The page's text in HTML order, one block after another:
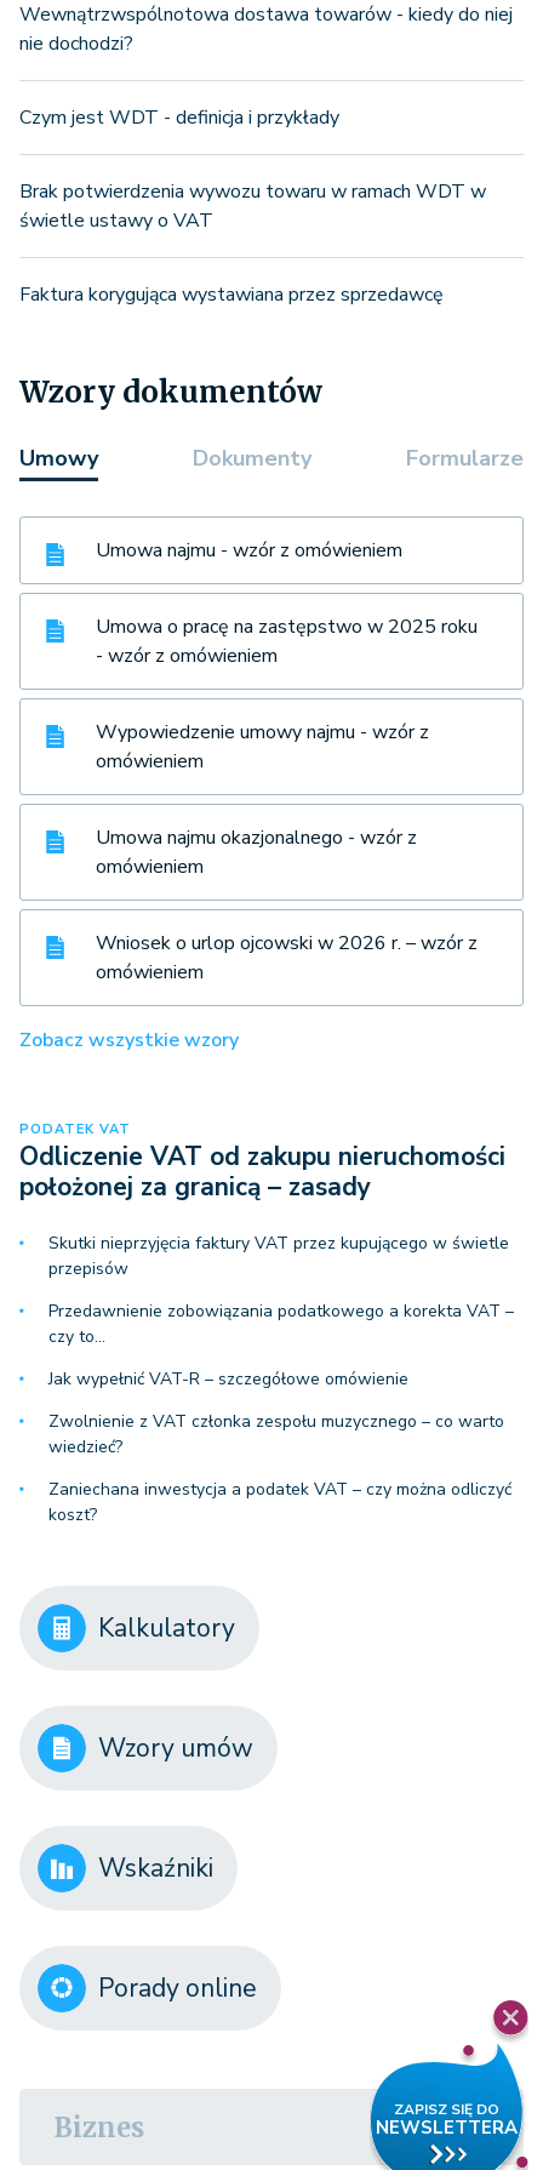
Wewnątrzwspólnotowa dostawa towarów - kiedy do niej
nie dochodzi?
Czym jest WDT - definicja i przykłady
Brak potwierdzenia wywozu towaru w ramach WDT w
świetle ustawy o VAT
Faktura korygująca wystawiana przez sprzedawcę
Wzory dokumentów
Umowy Dokumenty Formularze
Umowa najmu - wzór z omówieniem
Umowa o pracę na zastępstwo w 2025 roku
- wzór z omówieniem
Wypowiedzenie umowy najmu - wzór z
omówieniem
Umowa najmu okazjonalnego - wzór z
omówieniem
Wniosek o urlop ojcowski w 2026 r. – wzór z
omówieniem
Zobacz wszystkie wzory
PODATEK VAT
Odliczenie VAT od zakupu nieruchomości
położonej za granicą – zasady
Skutki nieprzyjęcia faktury VAT przez kupującego w świetle
przepisów
Przedawnienie zobowiązania podatkowego a korekta VAT –
czy to…
Jak wypełnić VAT-R – szczegółowe omówienie
Zwolnienie z VAT członka zespołu muzycznego – co warto
wiedzieć?
Zaniechana inwestycja a podatek VAT – czy można odliczyć
koszt?
Kalkulatory
Wzory umów
Wskaźniki
Porady online
Biznes